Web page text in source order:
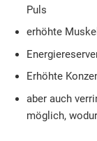
Puls
erhöhte
Erhöhte
aber auch
möglich,